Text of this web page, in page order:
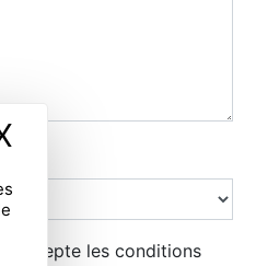
j'accepte les conditions